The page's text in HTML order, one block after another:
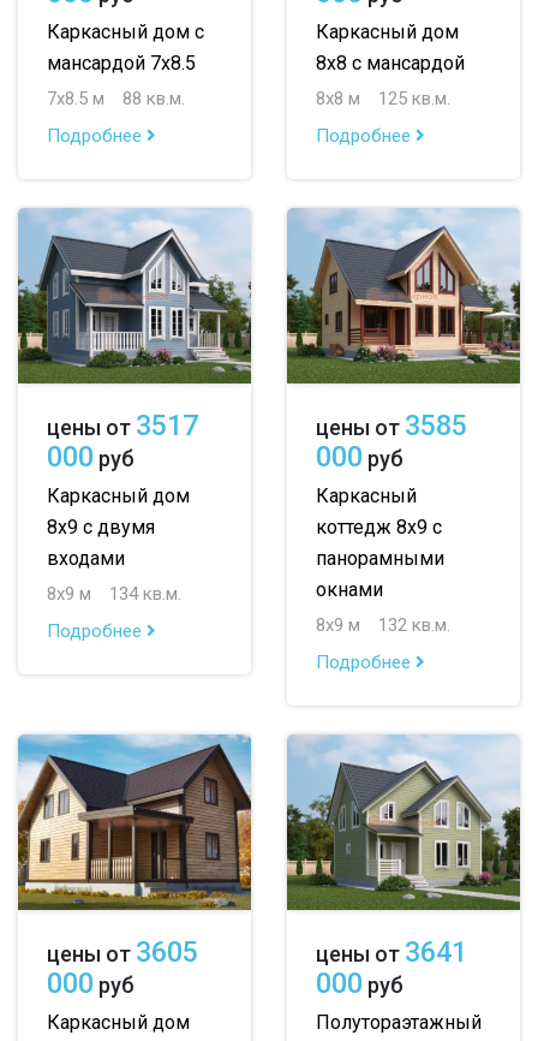
Каркасный дом с
мансардой 7х8.5
7х8.5 м
88 кв.м.
Подробнее
Каркасный дом
8х8 с мансардой
8х8 м
125 кв.м.
Подробнее
цены от 3517
000 руб
Каркасный дом
8х9 с двумя
входами
8х9 м
134 кв.м.
Подробнее
цены от 3585
000 руб
Каркасный
коттедж 8х9 с
панорамными
окнами
8х9 м
132 кв.м.
Подробнее
цены от 3605
000 руб
Каркасный дом
цены от 3641
000 руб
Полутораэтажный